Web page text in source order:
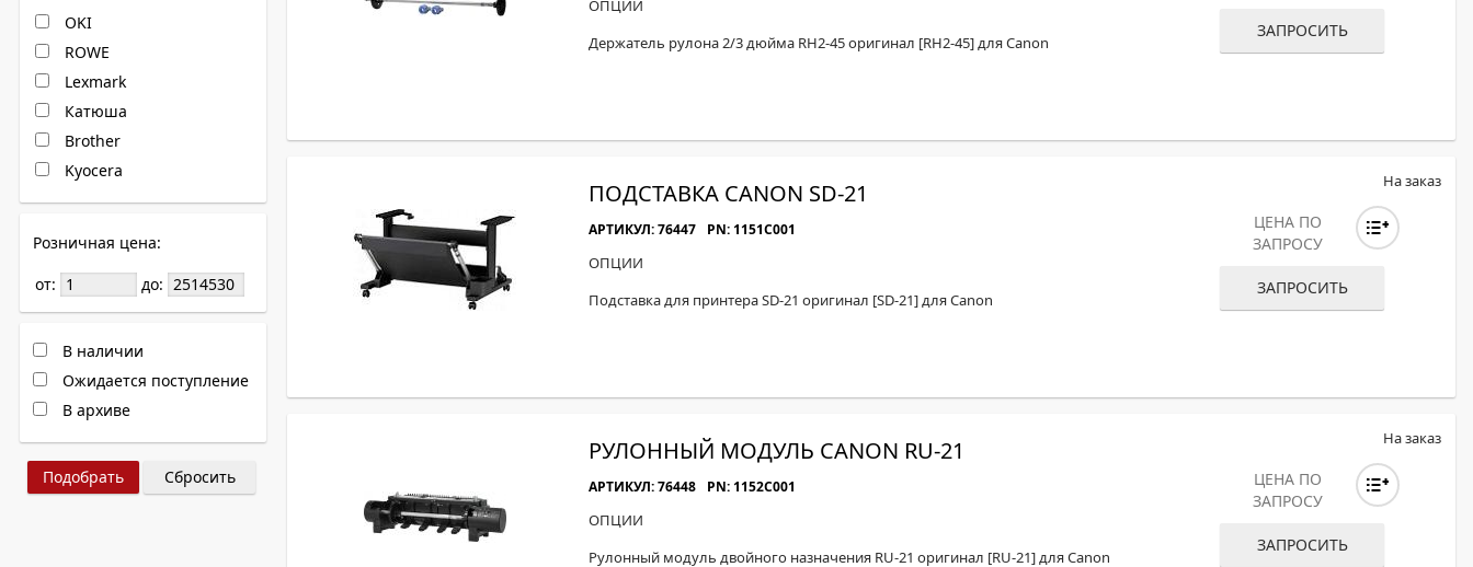
OKI
ROWE
Lexmark
Катюша
Brother
Kyocera
Розничная цена:
от:
до:
В наличии
Ожидается поступление
В архиве
Сбросить
ОПЦИИ
Держатель рулона 2/3 дюйма RH2-45 оригинал [RH2-45] для Canon
ЗАПРОСИТЬ
ПОДСТАВКА CANON SD-21
АРТИКУЛ: 76447 PN: 1151C001
ОПЦИИ
Подставка для принтера SD-21 оригинал [SD-21] для Canon
На заказ
ЦЕНА ПО
ЗАПРОСУ
ЗАПРОСИТЬ
РУЛОННЫЙ МОДУЛЬ CANON RU-21
АРТИКУЛ: 76448 PN: 1152C001
ОПЦИИ
Рулонный модуль двойного назначения RU-21 оригинал [RU-21] для Canon
На заказ
ЦЕНА ПО
ЗАПРОСУ
ЗАПРОСИТЬ